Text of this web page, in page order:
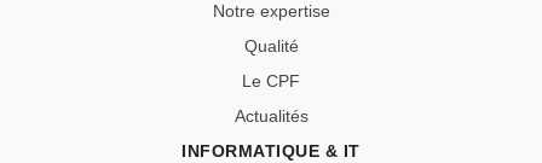
Notre expertise
Qualité
Le CPF
Actualités
INFORMATIQUE & IT